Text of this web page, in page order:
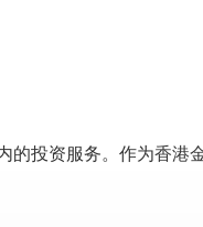
的投资服务。作为香港